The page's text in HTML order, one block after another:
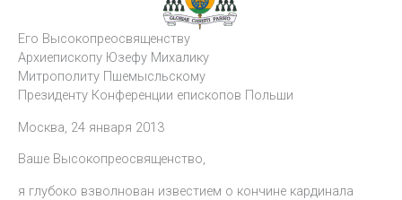
Его Высокопреосвященству
Архиепископу Юзефу Михалику
Митрополиту Пшемысльскому
Президенту Конференции епископов Польши
Москва, 24 января 2013
Ваше Высокопреосвященство,
я глубоко взволнован известием о кончине кардинала